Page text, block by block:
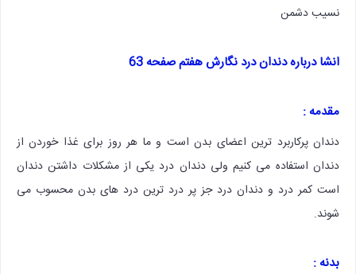
نسیب دشمن
انشا درباره دندان درد نگارش هفتم صفحه 63
مقدمه :
دندان پرکاربرد ترین اعضای بدن است و ما هر روز برای غذا خوردن از
دندان استفاده می کنیم ولی دندان درد یکی از مشکلات داشتن دندان
است کمر درد و دندان درد جز پر درد ترین درد های بدن محسوب می
شوند.
بدنه :